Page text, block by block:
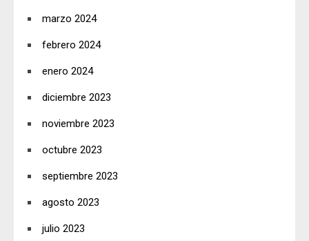
marzo 2024
febrero 2024
enero 2024
diciembre 2023
noviembre 2023
octubre 2023
septiembre 2023
agosto 2023
julio 2023